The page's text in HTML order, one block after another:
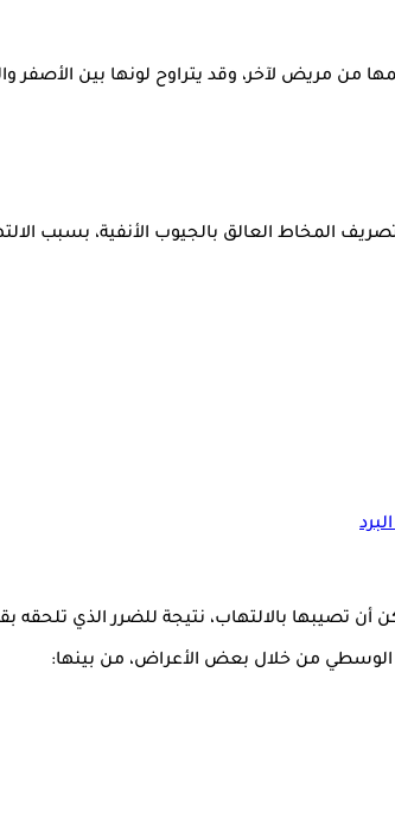
من مريض لآخر، وقد يتراوح لونها بين
المخاط العالق بالجيوب الأنفية، بسبب
تصيبها بالالتهاب، نتيجة للضرر الذي
الوسطي من خلال بعض الأعراض، من بينها: